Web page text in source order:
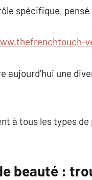
spécifique,
aujourd’hui une
à tous les types
beauté :